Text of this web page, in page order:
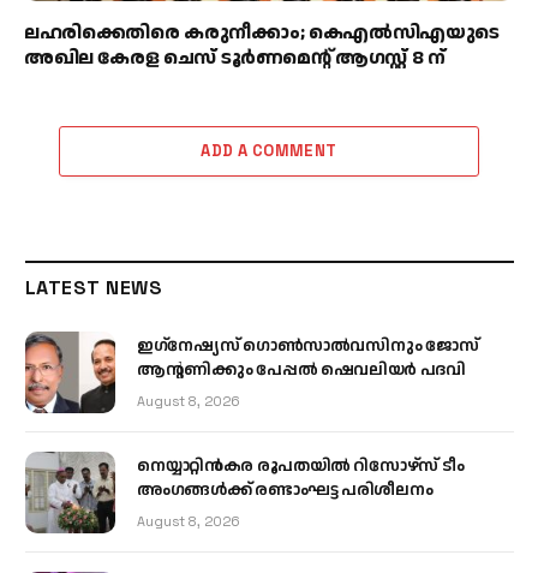
ലഹരിക്കെതിരെ കരുനീക്കാം; കെഎൽസിഎയുടെ
അഖില കേരള ചെസ് ടൂർണമെന്റ് ആഗസ്റ്റ് 8 ന്
ADD A COMMENT
LATEST NEWS
ഇഗ്‌നേഷ്യസ് ഗൊൺസാൽവസിനും ജോസ്
ആന്റണിക്കും പേപ്പൽ ഷെവലിയർ പദവി
August 8, 2026
നെയ്യാറ്റിൻകര രൂപതയിൽ റിസോഴ്സ് ടീം
അംഗങ്ങൾക്ക് രണ്ടാംഘട്ട പരിശീലനം
August 8, 2026